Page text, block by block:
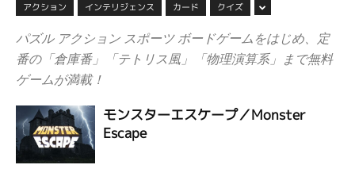
アクション インテリジェンス カード クイズ
パズル アクション スポーツ ボードゲームをはじめ、定
番の「倉庫番」「テトリス風」「物理演算系」まで無料
ゲームが満載！
モンスターエスケープ／Monster
Escape